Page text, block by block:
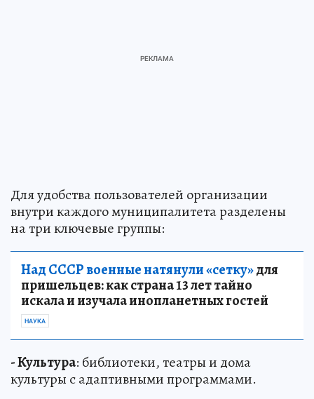
Для удобства пользователей организации
внутри каждого муниципалитета разделены
на три ключевые группы:
Над СССР военные натянули «сетку»для
пришельцев: как страна 13 лет тайно
искала и изучала инопланетных гостей
НАУКА
- Культура: библиотеки, театры и дома
культуры с адаптивными программами.